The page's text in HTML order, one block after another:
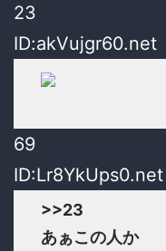
23
ID:akVujgr60.net
69
ID:Lr8YkUps0.net
>>23
あぁこの人か